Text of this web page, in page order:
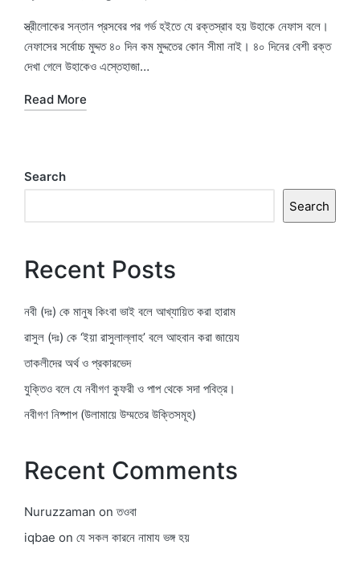
by
in
স্ত্রীলোকের সন্তান প্রসবের পর গর্ভ হইতে যে রক্তস্রাব হয় উহাকে নেফাস বলে।
নেফাসের সর্বোচ্চ মুদ্দত ৪০ দিন কম মুদ্দতের কোন সীমা নাই। ৪০ দিনের বেশী রক্ত
দেখা গেলে উহাকেও এস্তেহাজা…
Read More
Search
Search
Recent Posts
নবী (দঃ) কে মানুষ কিংবা ভাই বলে আখ্যায়িত করা হারাম
রাসুল (দঃ) কে ‘ইয়া রাসুলাল্লাহ’ বলে আহবান করা জায়েয
তাকলীদের অর্থ ও প্রকারভেদ
যুক্তিও বলে যে নবীগণ কুফরী ও পাপ থেকে সদা পবিত্র।
নবীগণ নিষ্পাপ (উলামায়ে উম্মতের উক্তিসমূহ)
Recent Comments
Nuruzzaman onতওবা
iqbae on যে সকল কারনে নামায ভঙ্গ হয়